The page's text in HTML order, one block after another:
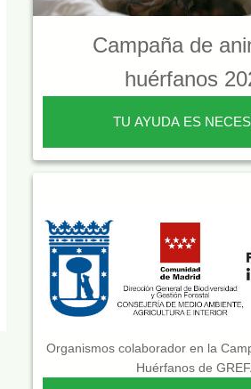
Campaña de
huérfanos
TU AYUDA ES
Organismos colaborador en la
Huérfanos de